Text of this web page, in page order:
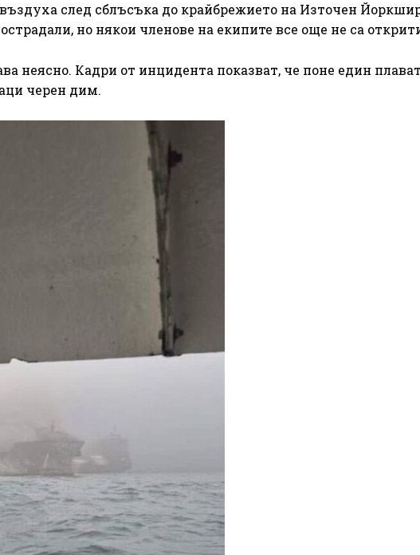
след сблъсъка до крайбрежието на Източен
но някои членове на екипите все още не са
неясно. Кадри от инцидента показват, че поне един
черен дим.